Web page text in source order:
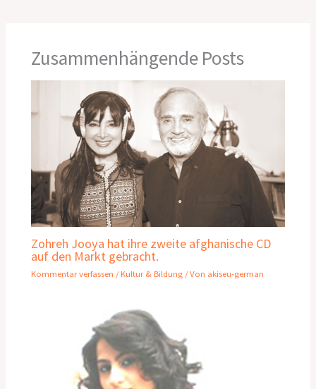
Zusammenhängende Posts
Zohreh Jooya hat ihre zweite afghanische CD
auf den Markt gebracht.
Kommentar verfassen /Kultur & Bildung / Von akiseu-german